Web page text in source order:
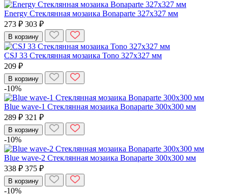
Energy Стеклянная мозаика Bonaparte 327x327 мм
273 ₽ 303 ₽
В корзину
CSJ 33 Стеклянная мозаика Tono 327x327 мм
209 ₽
В корзину
-10%
Blue wave-1 Стеклянная мозаика Bonaparte 300x300 мм
289 ₽ 321 ₽
В корзину
-10%
Blue wave-2 Стеклянная мозаика Bonaparte 300x300 мм
338 ₽ 375 ₽
В корзину
-10%